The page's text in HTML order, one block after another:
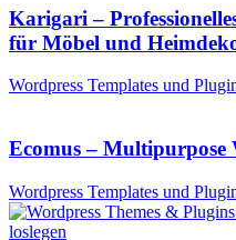
Karigari –
für Möbel und
Wordpress Templates und
Ecomus – Multipurpose
Wordpress Templates und